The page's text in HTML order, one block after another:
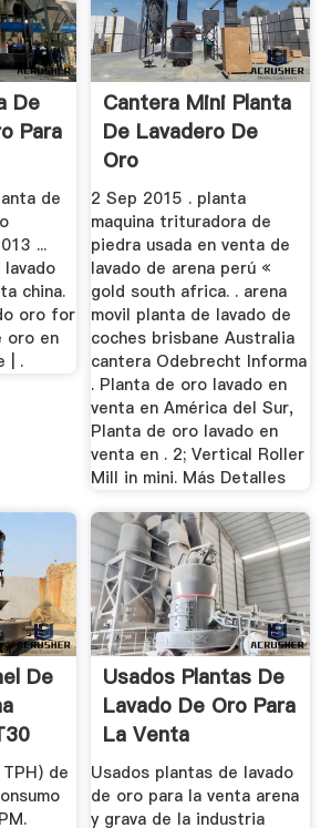
De
Para
de
...
china.
oro for
oro en
| .
Cantera Mini Planta
De Lavadero De
Oro
2 Sep 2015 . planta
maquina trituradora de
piedra usada en venta de
lavado de arena perú «
gold south africa. . arena
movil planta de lavado de
coches brisbane Australia
cantera Odebrecht Informa
. Planta de oro lavado en
venta en América del Sur,
Planta de oro lavado en
venta en . 2; Vertical Roller
Mill in mini. Más Detalles
De
de
Usados Plantas De
Lavado De Oro Para
La Venta
Usados plantas de lavado
de oro para la venta arena
y grava de la industria